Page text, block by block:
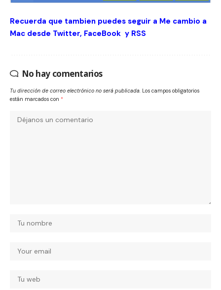
Recuerda que tambien puedes seguir a Me cambio a
Mac desde Twitter, FaceBook y RSS
No hay comentarios
Tu dirección de correo electrónico no será publicada. Los campos obligatorios
están marcados con *